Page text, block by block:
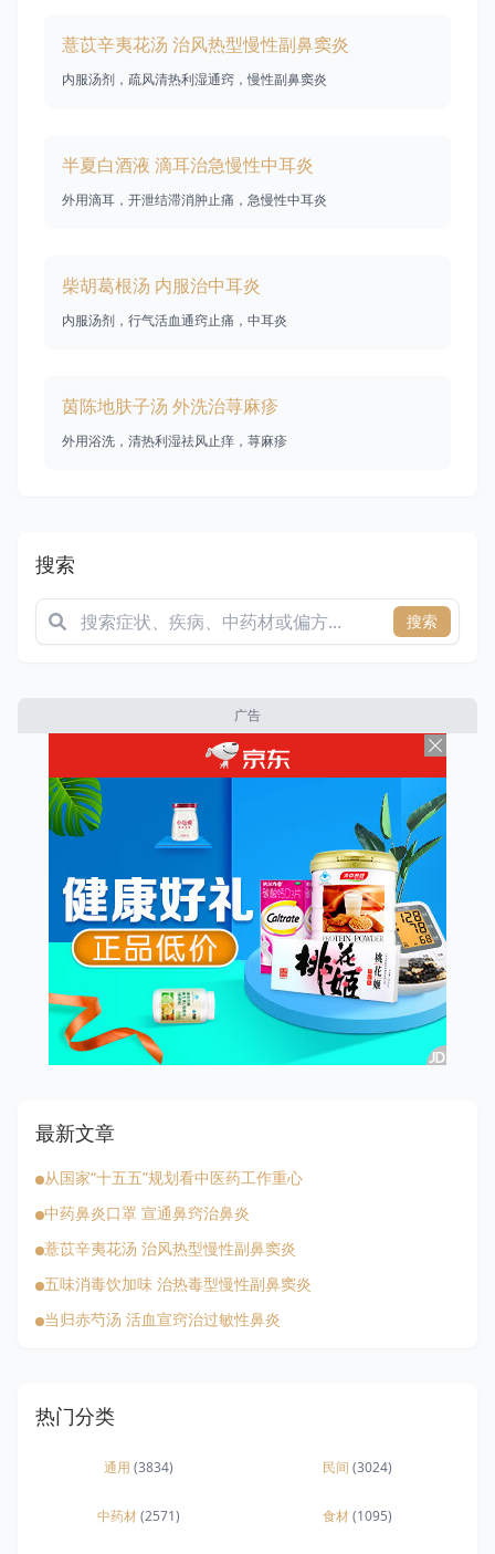
薏苡辛夷花汤 治风热型慢性副鼻窦炎
内服汤剂，疏风清热利湿通窍，慢性副鼻窦炎
半夏白酒液 滴耳治急慢性中耳炎
外用滴耳，开泄结滞消肿止痛，急慢性中耳炎
柴胡葛根汤 内服治中耳炎
内服汤剂，行气活血通窍止痛，中耳炎
茵陈地肤子汤 外洗治荨麻疹
外用浴洗，清热利湿祛风止痒，荨麻疹
搜索
搜索
广告
最新文章
从国家“十五五”规划看中医药工作重心
中药鼻炎口罩 宣通鼻窍治鼻炎
薏苡辛夷花汤 治风热型慢性副鼻窦炎
五味消毒饮加味 治热毒型慢性副鼻窦炎
当归赤芍汤 活血宣窍治过敏性鼻炎
热门分类
通用 (3834) 民间 (3024)
中药材(2571) 食材(1095)